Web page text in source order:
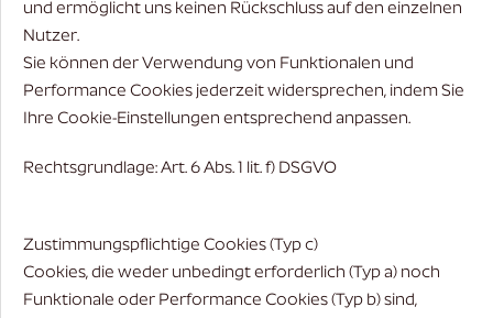
und ermöglicht uns keinen Rückschluss auf den einzelnen
Nutzer.
Sie können der Verwendung von Funktionalen und
Performance Cookies jederzeit widersprechen, indem Sie
Ihre Cookie-Einstellungen entsprechend anpassen.
Rechtsgrundlage: Art. 6 Abs. 1 lit. f) DSGVO
Zustimmungspflichtige Cookies (Typ c)
Cookies, die weder unbedingt erforderlich (Typ a) noch
Funktionale oder Performance Cookies (Typ b) sind,